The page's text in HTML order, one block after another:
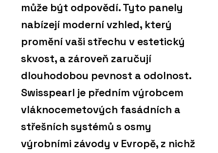
může být odpovědí. Tyto panely
nabízejí moderní vzhled, který
promění vaši střechu v estetický
skvost, a zároveň zaručují
dlouhodobou pevnost a odolnost.
Swisspearl je předním výrobcem
vláknocemetových fasádních a
střešních systémů s osmy
výrobními závody v Evropě, z nichž